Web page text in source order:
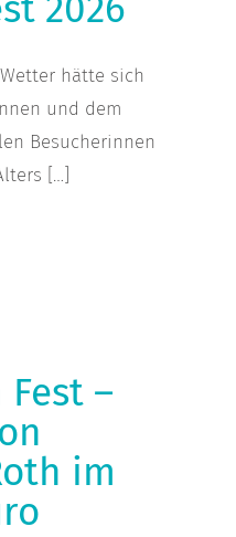
hätte sich
und dem
Besucherinnen
[…]
–
im